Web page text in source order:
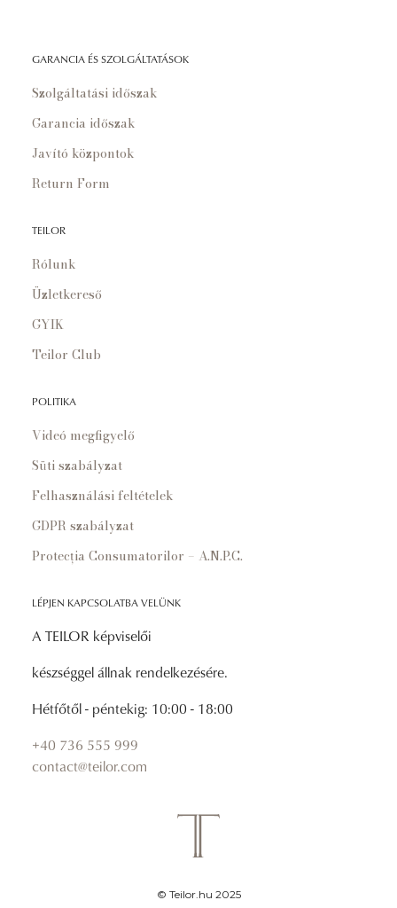
GARANCIA ÉS SZOLGÁLTATÁSOK
Szolgáltatási időszak
Garancia időszak
Javító központok
Return Form
TEILOR
Rólunk
Üzletkereső
GYIK
Teilor Club
POLITIKA
Videó megfigyelő
Süti szabályzat
Felhasználási feltételek
GDPR szabályzat
Protecția Consumatorilor – A.N.P.C.
LÉPJEN KAPCSOLATBA VELÜNK
A TEILOR képviselői
készséggel állnak rendelkezésére.
Hétfőtől - péntekig: 10:00 - 18:00
+40 736 555 999
contact@teilor.com
© Teilor.hu 2025